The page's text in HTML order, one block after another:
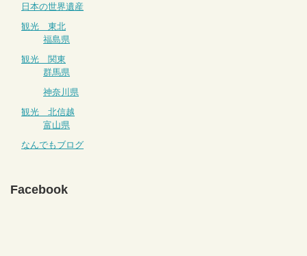
日本の世界遺産
観光 東北
福島県
観光 関東
群馬県
神奈川県
観光 北信越
富山県
なんでもブログ
Facebook